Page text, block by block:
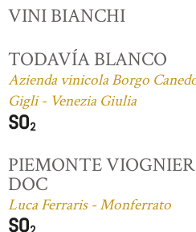
VINI BIANCHI
TODAVÍA BLANCO
Azienda vinicola Borgo
Gigli - Venezia Giulia
PIEMONTE VIOGNIER
DOC
Luca Ferraris - Monferrato